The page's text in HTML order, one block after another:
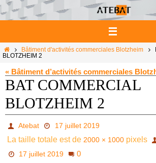
Passer
vers
le
HomeBâtiment d'activités commerciales Blotzheim
BLOTZHEIM 2
« Bâtiment d’activités commerciales
BAT COMMERCIAL
BLOTZHEIM 2
Atebat 17 juillet 2019
La taille totale est de 2000 × 1000 pixels
17 juillet 2019
0